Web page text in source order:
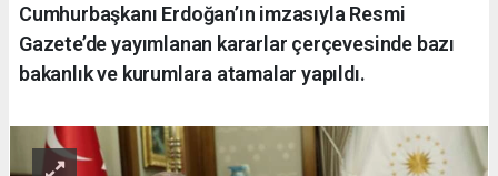
Cumhurbaşkanı Erdoğan’ın imzasıyla Resmi
Gazete’de yayımlanan kararlar çerçevesinde bazı
bakanlık ve kurumlara atamalar yapıldı.